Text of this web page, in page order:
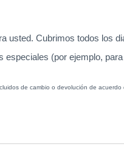
usted. Cubrimos todos los
especiales (por ejemplo,
de cambio o devolución de acuerdo